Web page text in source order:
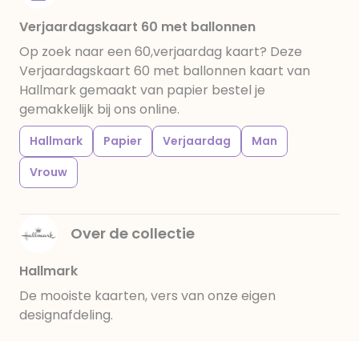
Verjaardagskaart 60 met ballonnen
Op zoek naar een 60,verjaardag kaart? Deze
Verjaardagskaart 60 met ballonnen kaart van
Hallmark gemaakt van papier bestel je
gemakkelijk bij ons online.
Hallmark Papier Verjaardag
Man
Vrouw
Over de collectie
Hallmark
De mooiste kaarten, vers van onze eigen
designafdeling.